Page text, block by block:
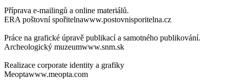
Příprava e-mailingů a online materiálů.
ERA poštovní spořitelnawww.postovnisporitelna.cz
Práce na grafické úpravě publikací a samotného publikování.
Archeologický muzeumwww.snm.sk
Realizace corporate identity a grafiky
Meoptawww.meopta.com